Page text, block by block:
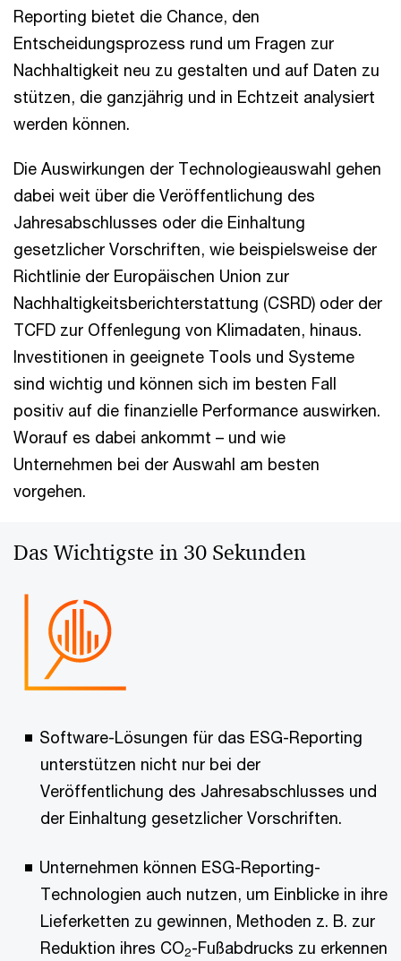
Reporting bietet die Chance, den
Entscheidungsprozess rund um Fragen zur
Nachhaltigkeit neu zu gestalten und auf Daten zu
stützen, die ganzjährig und in Echtzeit analysiert
werden können.
Die Auswirkungen der Technologieauswahl gehen
dabei weit über die Veröffentlichung des
Jahresabschlusses oder die Einhaltung
gesetzlicher Vorschriften, wie beispielsweise der
Richtlinie der Europäischen Union zur
Nachhaltigkeitsberichterstattung (CSRD) oder der
TCFD zur Offenlegung von Klimadaten, hinaus.
Investitionen in geeignete Tools und Systeme
sind wichtig und können sich im besten Fall
positiv auf die finanzielle Performance auswirken.
Worauf es dabei ankommt – und wie
Unternehmen bei der Auswahl am besten
vorgehen.
Das Wichtigste in 30 Sekunden
Software-Lösungen für das ESG-Reporting
unterstützen nicht nur bei der
Veröffentlichung des Jahresabschlusses und
der Einhaltung gesetzlicher Vorschriften.
Unternehmen können ESG-Reporting-
Technologien auch nutzen, um Einblicke in ihre
Lieferketten zu gewinnen, Methoden z. B. zur
Reduktion ihres CO2-Fußabdrucks zu erkennen